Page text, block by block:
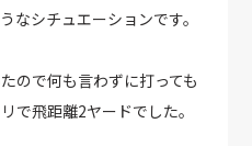
なシチュエーションです。
ので何も言わずに打っても
で飛距離2ヤードでした。